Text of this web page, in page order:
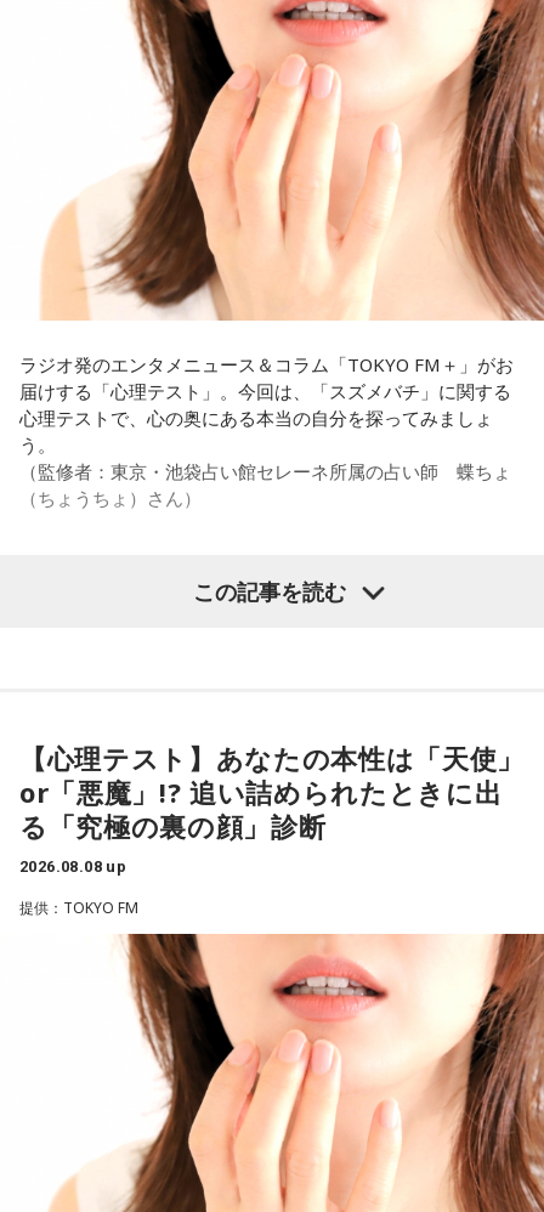
◆世界で戦うために必要な“個”の力
藤木：今回、日本代表はケガ人が続出しましたが、それでも
あの戦いができたというのは、選手層も相当厚くなったとい
うことでしょうか？
福田：そうですね。選手層は厚くなっているし、森保監督の
「誰が出ても同じような戦いができる準備をしてきた」とい
う言葉がその通りであることを、グループステージで証明で
きていたと思います。でも、そこから上に行くためには、や
っぱり“個の力”が必要だったかなと感じています。
世界で見ても、日本だけでなく主力の選手がケガする国は
多々あって、それでも勝ち上がっていく力が必要なのがW杯
なんです。そういう意味では、確かに選手層は厚くなったけ
れども、さらに“個”の力を高めながら、選手層をもっと厚くし
なきゃいけない。ベスト16・ベスト8に進む国と比べたとき
に、そこまでの選手層だったのかというと、まだまだ厚くし
ていかないとダメなのではないか、ということなんだと思い
ただ、あれだけケガ人が出て、誰が出ても同じようなサッカ
（左から）福田正博さん、藤木直人、高見侑里
＜番組概要＞
番組名：SPORTS BEAT supported by TOYOTA
放送日時：毎週土曜 10:00～10:50
パーソナリティ：藤木直人、高見侑里
番組Webサイト： https://www.tfm.co.jp/beat/
@SPORTSBEAT_TFM
これに対して、カミムラは「ぐりんぴーすさんが言っている
のは、1～2年目の芸人の子たちだと思うんですけど……たぶ
ん、その子たちは本当に挨拶していないと思います」と苦笑
い。有吉が「なんでなの？」と尋ねると、カミムラは「こん
なことを言うのもあれですけど、（ぐりんぴーすさんが）ど
ういう先輩か分かっていないんだと思います」と正直に語り
ます。
それを受け、有吉は「でもさ、この世界に入ったら俺だって
（若手の頃は）誰か分からない人にも一応挨拶するじゃな
い？ 何があるか分からないからさ」と持論を語ります。その
間は時代的に増えていますね」とリアルな実情を明かしま
す。
また、有吉は「吉本（興業）は縦がちゃんとしているじゃ
ん。それは養成所でもそういう教えがあるんだろうし、先輩
からも受け継がれるからだと思うんだよね」と他事務所と比
番組Webサイト： https://jfn-pods.com/program/27400
音声コンテンツプラットフォーム「JFN Pods」ではスペシャ
ル音声も配信中！
ラジオ発のエンタメニュース＆コラム「TOKYO FM＋」がお
届けする「心理テスト」。今回は、「スズメバチ」に関する
心理テストで、心の奥にある本当の自分を探ってみましょ
う。
（監修者：東京・池袋占い館セレーネ所属の占い師 蝶ちょ
（ちょうちょ）さん）
ふと見ると、あなたは無我夢中で、あるものを握りしめてい
ました。
それは何でしたか？次の中から近いものを1つ選んでくださ
い。
1． 鳩のぬいぐるみ
2． パスポートなどの身分証
4． 懐中電灯
この心理テストでわかることは、追い詰められた時に出る、
あなたの「究極の裏の顔」です。
とっさに握りしめたものは、あなたが窮地で無意識に守ろう
とする「本当に大切なもの」を暗示しています。冷静ではい
られない極限の場面でこそ、普段は隠れているあなたの本性
が表に出るのです。
この記事を読む
【心理テスト】あなたの本性は「天使」
or「悪魔」!? 追い詰められたときに出
る「究極の裏の顔」診断
2026.08.08 up
提供：TOKYO FM